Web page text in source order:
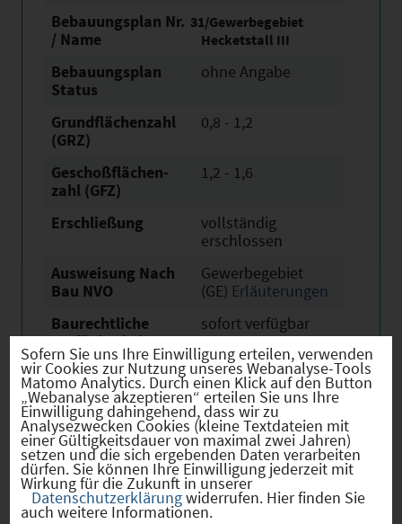
Bebauungsplan Nr.
/ Name
31/Gewerbegebiet
Hecketstall III
Bebauungsplan
Status
ohne Angabe
Grundflächen­zahl
(GRZ)
0,8 - 1,2
Geschoßflächen­
zahl (GFZ)
1,2 - 1,6
Erschließung
vollständig
erschlossen
Ausweisung Nach
Bau NVO
Gewerbegebiet
(GE) Erläuterungen
Baurechtliche
Verfügbarkeit
sofort verfügbar
Erwerb
sofort verfügbar
Eigentümer
öffentlich
Verkehr
Sofern Sie uns Ihre Einwilligung erteilen, verwenden
wir Cookies zur Nutzung unseres Webanalyse-Tools
Matomo Analytics. Durch einen Klick auf den Button
„Webanalyse akzeptieren“ erteilen Sie uns Ihre
Einwilligung dahingehend, dass wir zu
Analysezwecken Cookies (kleine Textdateien mit
einer Gültigkeitsdauer von maximal zwei Jahren)
setzen und die sich ergebenden Daten verarbeiten
dürfen. Sie können Ihre Einwilligung jederzeit mit
Wirkung für die Zukunft in unserer
Datenschutzerklärungwiderrufen. Hier finden Sie
auch weitere Informationen.